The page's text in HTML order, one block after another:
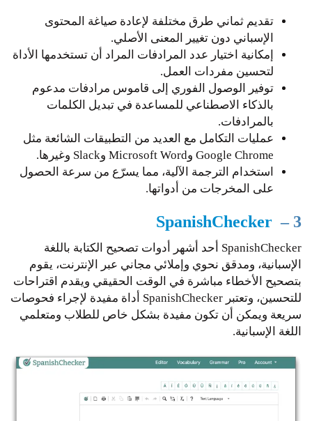
تقديم ثماني طرق مختلفة لإعادة صياغة المحتوى
الإسباني دون تغيير المعنى الأصلي.
إمكانية اختيار عدد المرادفات المراد أن تستخدمها الأداة
لتحسين مفردات العمل.
توفير الوصول الفوري إلى قاموس مرادفات مدعوم
بالذكاء الاصطناعي للمساعدة في تبديل الكلمات
بالمرادفات.
عمليات التكامل مع العديد من التطبيقات الشائعة مثل
Google Chrome وMicrosoft Word وSlack وغيرها.
استخدام الترجمة الآلية، مما يسرّع من سرعة الحصول
على المخرجات من أدواتها.
3 –
SpanishChecker
SpanishChecker أحد أشهر أدوات تصحيح الكتابة باللغة
الإسبانية، ومدقق نحوي وإملائي مجاني عبر الإنترنت، يقوم
بتصحيح الأخطاء مباشرة في الوقت الحقيقي ويقدم اقتراحات
للتحسين، وتعتبر SpanishChecker أداة مفيدة لإجراء فحوصات
سريعة ويمكن أن تكون مفيدة بشكل خاص للطلاب ومتعلمي
اللغة الإسبانية.